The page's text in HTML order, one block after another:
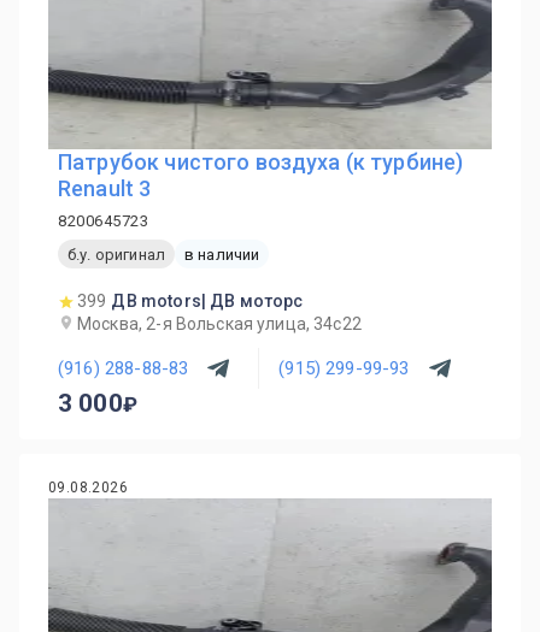
Патрубок чистого воздуха (к турбине)
Renault 3
8200645723
б.у. оригинал
в наличии
399 ДВ motors| ДВ моторс
Москва, 2-я Вольская улица, 34с22
(916) 288-88-83 (915) 299-99-93
3 000
09.08.2026